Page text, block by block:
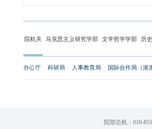
院机关 马克思主义研究学部 文学哲学学部 历
办公厅 科研局 人事教育局 国际合作局（港
院部总机：010-